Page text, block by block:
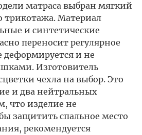
матраса выбран мягкий
трикотажа. Материал
и синтетические
переносит регулярное
деформируется и не
Изготовитель
чехла на выбор. Это
и два нейтральных
что изделие не
защитить спальное место
рекомендуется